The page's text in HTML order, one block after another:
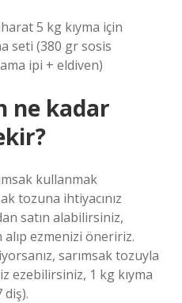
5 kg kıyma için
seti (380 gr sosis
ipi + eldiven)
ne kadar
kullanmak
tozuna ihtiyacınız
satın alabilirsiniz,
alıp ezmenizi öneririz.
sarımsak tozuyla
ezebilirsiniz, 1 kg kıyma
diş).